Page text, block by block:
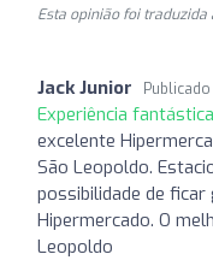
Esta opinião foi traduzida
Jack Junior
Experiência
excelente
São Leopoldo.
possibilidade de
Hipermercado. O
Leopoldo